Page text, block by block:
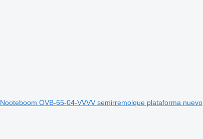
Nooteboom OVB-65-04-VVVV semirremolque plataforma nuevo